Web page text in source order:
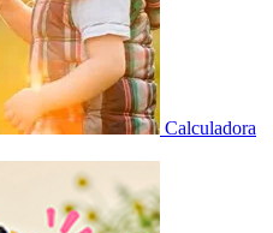
Calculadora